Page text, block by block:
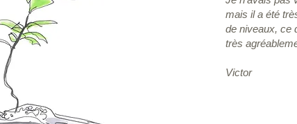
mais il a été
de niveaux, ce
très
Victor